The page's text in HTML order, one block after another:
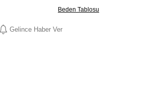
Beden Tablosu
Gelince Haber Ver